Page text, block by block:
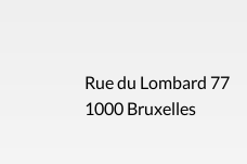
Rue du Lombard 77
1000 Bruxelles